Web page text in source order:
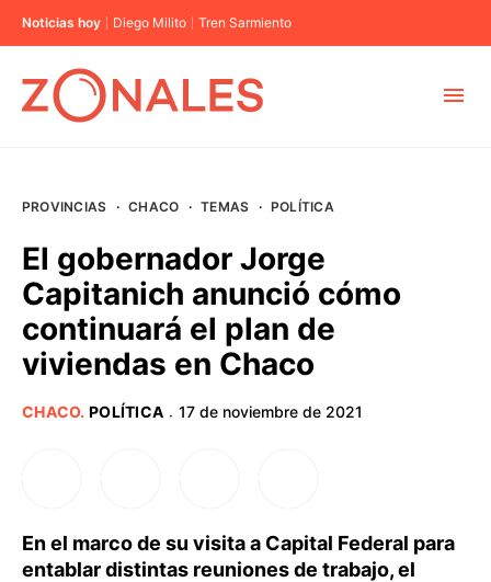
Noticias hoy Diego Milito Tren Sarmiento
BUENOS AIRES
PROVINCIAS
PROVINCIAS · CHACO · TEMAS · POLÍTICA
El gobernador Jorge
Capitanich anunció cómo
continuará el plan de
viviendas en Chaco
CHACO. POLÍTICA · 17 de noviembre de 2021
En el marco de su visita a Capital Federal para
entablar distintas reuniones de trabajo, el